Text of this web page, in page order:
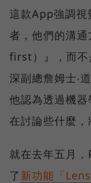
這款App強調視
者，他們的溝
first）』，而不
深副總詹姆士‧
他認為透過機
在討論些什麼，
就在去年五月
了 新功能「Lens